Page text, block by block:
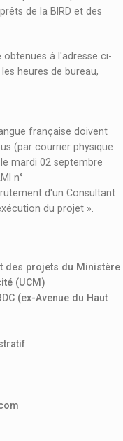
de la BIRD et des
à l'adresse ci-
heures de bureau,
française doivent
(par courrier physique
mardi 02 septembre
n°
d'un Consultant
du projet ».
des projets du Ministère
(UCM)
(ex-Avenue du Haut